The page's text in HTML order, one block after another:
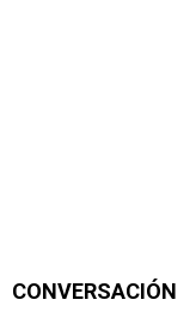
CONVERSACIÓN